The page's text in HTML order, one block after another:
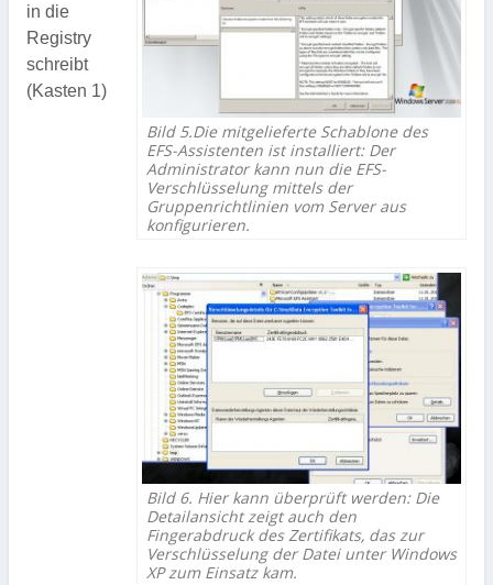
Bild 5.Die mitgelieferte Schablone des
EFS-Assistenten ist installiert: Der
Administrator kann nun die EFS-
Verschlüsselung mittels der
Gruppenrichtlinien vom Server aus
konfigurieren.
Bild 6. Hier kann überprüft werden: Die
Detailansicht zeigt auch den
Fingerabdruck des Zertifikats, das zur
Verschlüsselung der Datei unter Windows
XP zum Einsatz kam.
in die
Registry
schreibt
(Kasten 1)